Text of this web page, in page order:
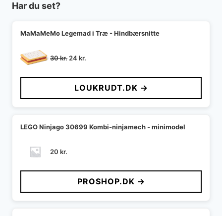
Har du set?
MaMaMeMo Legemad i Træ - Hindbærsnitte
30kr. Den
pris
var:
30 kr..
24 kr.
pris
er:
24 kr..
LOUKRUDT.DK →
LEGO Ninjago 30699 Kombi-ninjamech - minimodel
20 kr.
PROSHOP.DK →